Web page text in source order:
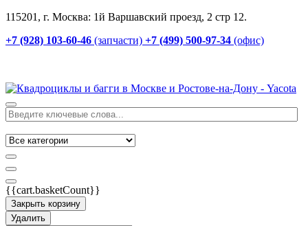
115201, г. Москва: 1й Варшавский проезд, 2 стр 12.
+7 (928) 103-60-46 (запчасти) +7 (499) 500-97-34 (офис)
{{cart.basketCount}}
Закрыть корзину
Удалить